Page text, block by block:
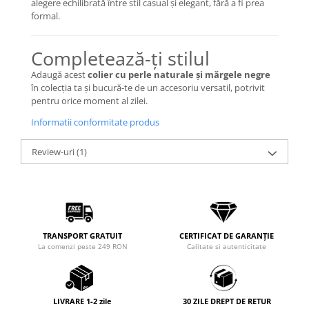
alegere echilibrată între stil casual și elegant, fără a fi prea
formal.
Completează-ți stilul
Adaugă acestcolier cu perle naturale și mărgele negre
în colecția ta și bucură-te de un accesoriu versatil, potrivit
pentru orice moment al zilei.
Informatii conformitate produs
Review-uri(1)
TRANSPORT GRATUIT
La comenzi peste 249 RON
CERTIFICAT DE GARANȚIE
Calitate și autenticitate
LIVRARE 1-2 zile 30 ZILE DREPT DE RETUR